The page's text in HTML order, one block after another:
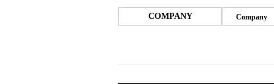
COMPANY Company